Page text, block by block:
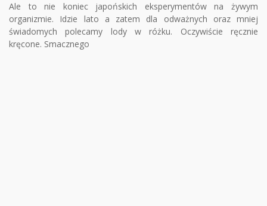
Ale to nie koniec japońskich eksperymentów na żywym
organizmie. Idzie lato a zatem dla odważnych oraz mniej
świadomych polecamy lody w różku. Oczywiście ręcznie
kręcone. Smacznego